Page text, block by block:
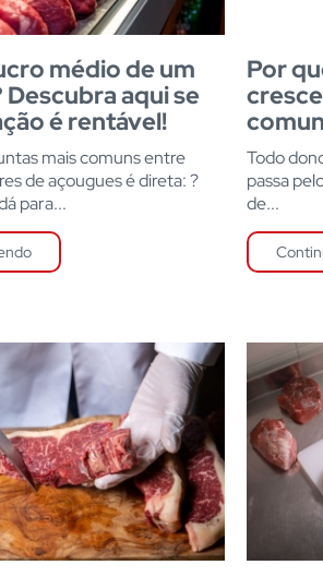
médio de um
aqui se
é rentável!
mais comuns entre
de açougues é direta: ?
para...
Por
Todo
passa
de...